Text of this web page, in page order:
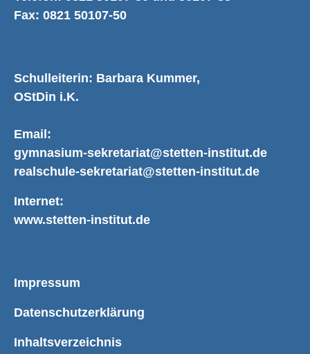
Fax: 0821 50107-50
Schulleiterin: Barbara Kummer,
OStDin i.K.
Email:
gymnasium-sekretariat@stetten-institut.de
realschule-sekretariat@stetten-institut.de
Internet:
www.stetten-institut.de
Impressum
Datenschutzerklärung
Inhaltsverzeichnis